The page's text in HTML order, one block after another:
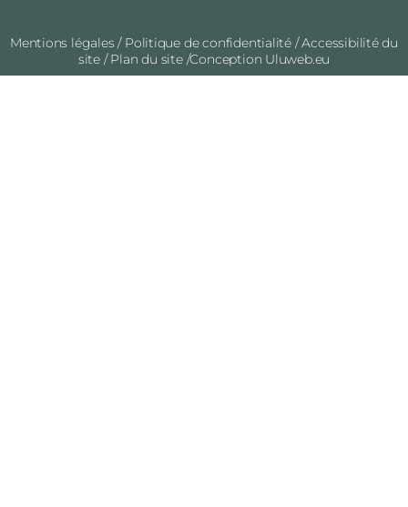
Mentions légales / Politique de confidentialité /Accessibilité du
site/Plan du site/Conception Uluweb.eu